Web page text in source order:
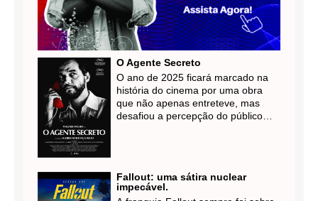
O Agente Secreto
O ano de 2025 ficará marcado na
história do cinema por uma obra
que não apenas entreteve, mas
desafiou a percepção do público
como um fenômeno cultural e
artístico, reafirmando a força do
Fallout: uma sátira nuclear
impecável.